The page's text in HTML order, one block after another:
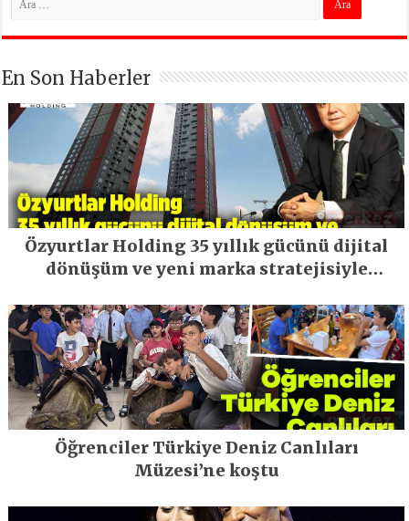
En Son Haberler
Özyurtlar Holding 35 yıllık gücünü dijital
dönüşüm ve yeni marka stratejisiyle
Öğrenciler Türkiye Deniz Canlıları
Müzesi’ne koştu